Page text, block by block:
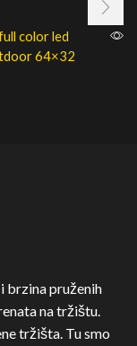
color led
64×32
brzina pruženih
na tržištu.
tržišta. Tu smo